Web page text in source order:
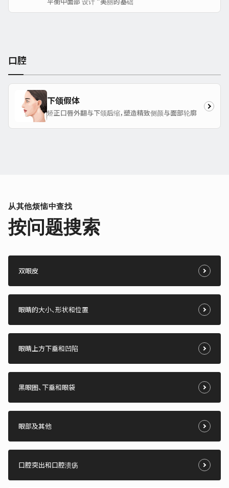
口腔
下颌假体
矫正口唇外翻与下颌后缩，塑造精致侧颜与面部轮廓
从其他烦恼中查找
按问题搜索
双眼皮
眼睛的大小、形状和位置
眼睛上方下垂和凹陷
黑眼圈、下垂和眼袋
眼部及其他
口腔突出和口腔溃疡